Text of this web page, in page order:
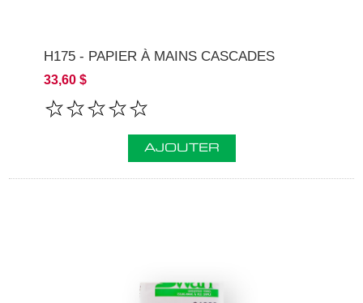
H175 - PAPIER À MAINS CASCADES
33,60 $
AJOUTER